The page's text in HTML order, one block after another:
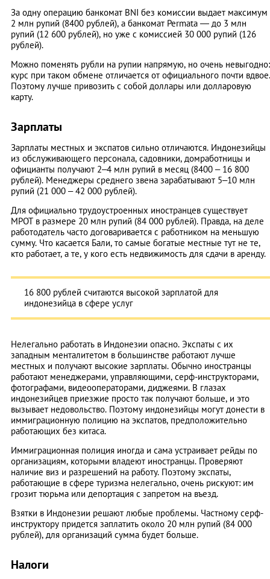
За одну операцию банкомат BNI без комиссии выдает максимум
2 млн рупий (8400 рублей), а банкомат Permata — до 3 млн
рупий (12 600 рублей), но уже с комиссией 30 000 рупий (126
рублей).
Можно поменять рубли на рупии напрямую, но очень невыгодно:
курс при таком обмене отличается от официального почти вдвое.
Поэтому лучше привозить с собой доллары или долларовую
карту.
Зарплаты
Зарплаты местных и экспатов сильно отличаются. Индонезийцы
из обслуживающего персонала, садовники, домработницы и
официанты получают 2–4 млн рупий в месяц (8400 – 16 800
рублей). Менеджеры среднего звена зарабатывают 5–10 млн
рупий (21 000 – 42 000 рублей).
Для официально трудоустроенных иностранцев существует
МРОТ в размере 20 млн рупий (84 000 рублей). Правда, на деле
работодатель часто договаривается с работником на меньшую
сумму. Что касается Бали, то самые богатые местные тут не те,
кто работает, а те, у кого есть недвижимость для сдачи в аренду.
16 800 рублей считаются высокой зарплатой для
индонезийца в сфере услуг
Нелегально работать в Индонезии опасно. Экспаты с их
западным менталитетом в большинстве работают лучше
местных и получают высокие зарплаты. Обычно иностранцы
работают менеджерами, управляющими, серф-инструкторами,
фотографами, видеооператорами, диджеями. В глазах
индонезийцев приезжие просто так получают больше, и это
вызывает недовольство. Поэтому индонезийцы могут донести в
иммиграционную полицию на экспатов, предположительно
работающих без китаса.
Иммиграционная полиция иногда и сама устраивает рейды по
организациям, которыми владеют иностранцы. Проверяют
наличие виз и разрешений на работу. Поэтому экспаты,
работающие в сфере туризма нелегально, очень рискуют: им
грозит тюрьма или депортация с запретом на въезд.
Взятки в Индонезии решают любые проблемы. Частному серф-
инструктору придется заплатить около 20 млн рупий (84 000
рублей), для организаций сумма будет больше.
Налоги